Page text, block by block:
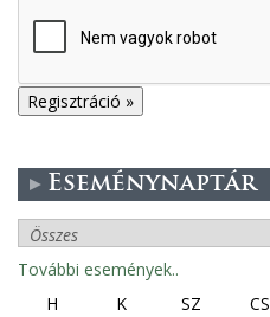
Eseménynaptár
További események..
H
K SZ CS